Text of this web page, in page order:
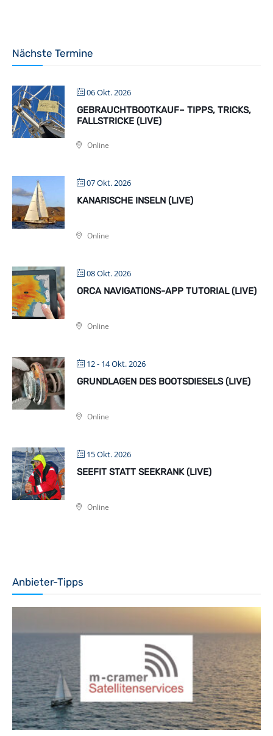
Nächste Termine
06 Okt. 2026
GEBRAUCHTBOOTKAUF– TIPPS, TRICKS,
FALLSTRICKE (LIVE)
Online
07 Okt. 2026
KANARISCHE INSELN (LIVE)
Online
08 Okt. 2026
ORCA NAVIGATIONS-APP TUTORIAL (LIVE)
Online
12 - 14 Okt. 2026
GRUNDLAGEN DES BOOTSDIESELS (LIVE)
Online
15 Okt. 2026
SEEFIT STATT SEEKRANK (LIVE)
Online
Anbieter-Tipps